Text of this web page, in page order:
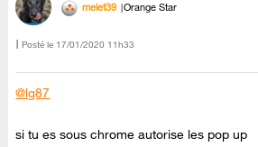
melet39 Orange Star
Posté le ‎17/01/2020 11h33
@lg87
si tu es sous chrome autorise les pop up